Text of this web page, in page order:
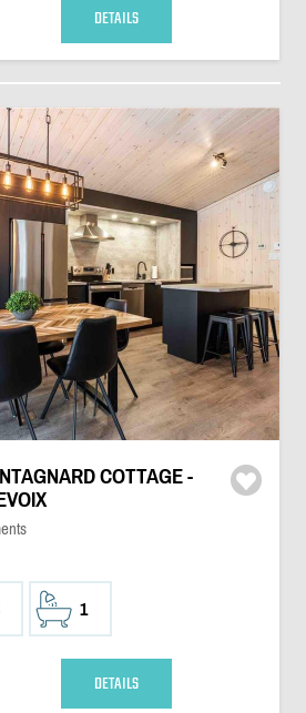
DETAILS
COTTAGE -
1
DETAILS